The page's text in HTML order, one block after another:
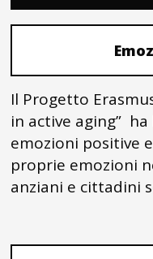
Il Progetto
in active aging”
emozioni positive
proprie emozioni
anziani e cittadini